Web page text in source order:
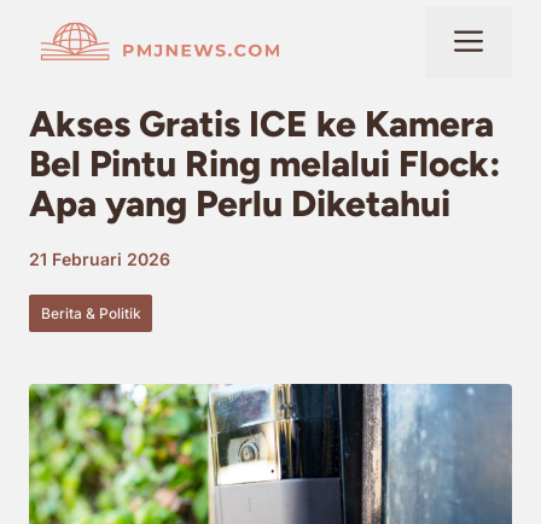
Akses Gratis ICE ke Kamera
Bel Pintu Ring melalui Flock:
Apa yang Perlu Diketahui
21 Februari 2026
Berita & Politik